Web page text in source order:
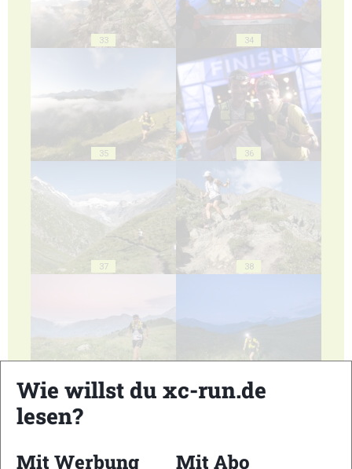
33 34
35 36
37 38
39 40
Wie willst du xc-run.de
lesen?
Mit Werbung Mit Abo